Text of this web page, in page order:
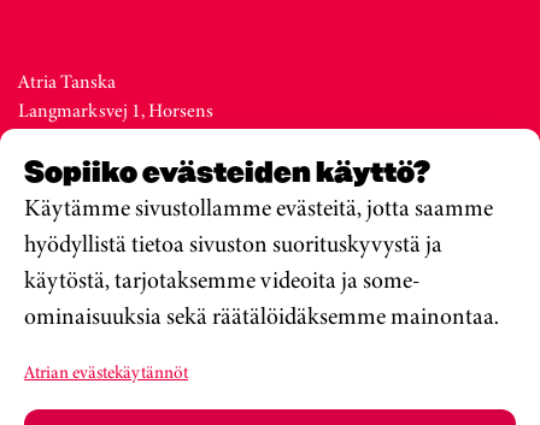
Sopiiko evästeiden käyttö?
Käytämme sivustollamme evästeitä, jotta saamme
hyödyllistä tietoa sivuston suorituskyvystä ja
käytöstä, tarjotaksemme videoita ja some-
ominaisuuksia sekä räätälöidäksemme mainontaa.
Atrian evästekäytännöt
Atria Tanska
Langmarksvej 1, Horsens
Denmark
Vaihde +45 76 28 25 00
Atria Viro
Metsa str. 19, Valga
Estonia
Vaihde +372 76 79 900